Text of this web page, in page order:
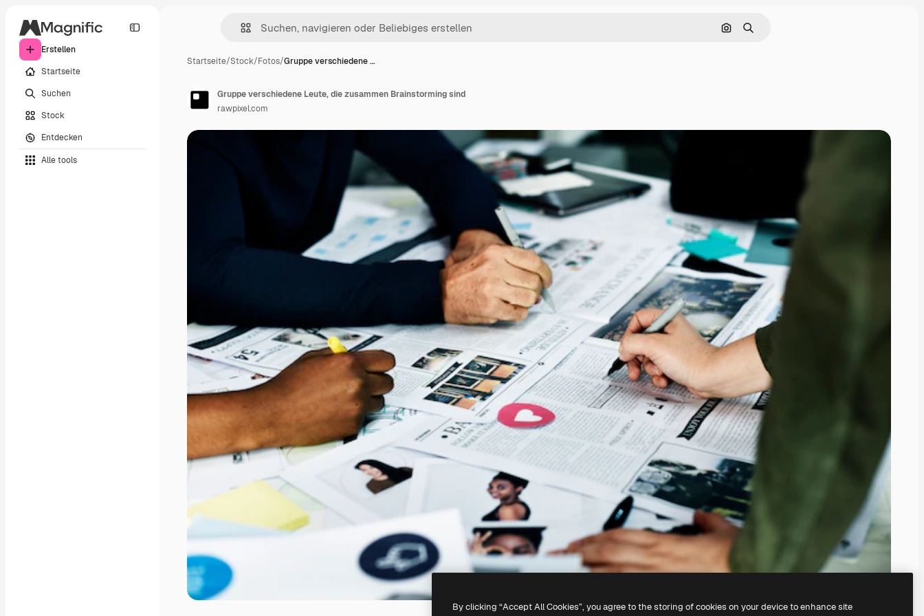
Erstellen
Startseite
Suchen
Stock
Entdecken
Alle tools
Nach Bild suchen
Suchen
Startseite/Stock/Fotos/Gruppe verschiedene …
Gruppe verschiedene Leute, die zusammen Brainstorming sind
rawpixel.com
By clicking “Accept All Cookies”, you agree to the storing of cookies on your device to enhance site